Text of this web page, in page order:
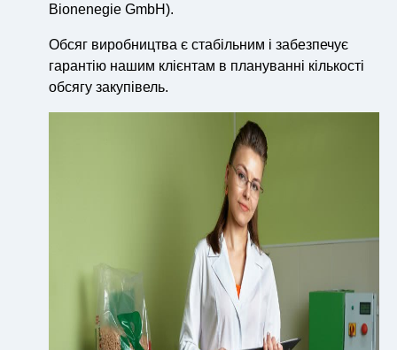
Bionenegie GmbH).
Обсяг виробництва є стабільним і забезпечує
гарантію нашим клієнтам в плануванні кількості
обсягу закупівель.